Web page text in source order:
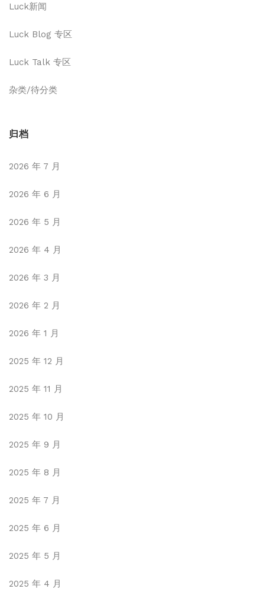
Luck新闻
Luck Blog 专区
Luck Talk 专区
杂类/待分类
归档
2026 年 7 月
2026 年 6 月
2026 年 5 月
2026 年 4 月
2026 年 3 月
2026 年 2 月
2026 年 1 月
2025 年 12 月
2025 年 11 月
2025 年 10 月
2025 年 9 月
2025 年 8 月
2025 年 7 月
2025 年 6 月
2025 年 5 月
2025 年 4 月